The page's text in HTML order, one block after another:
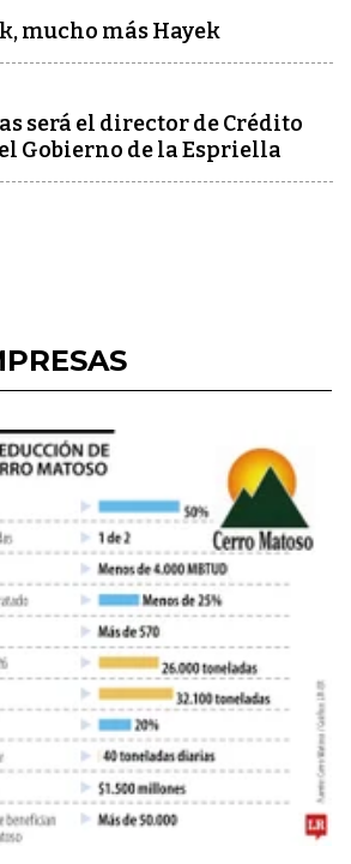
mucho más Hayek
será el director de Crédito
Gobierno de la Espriella